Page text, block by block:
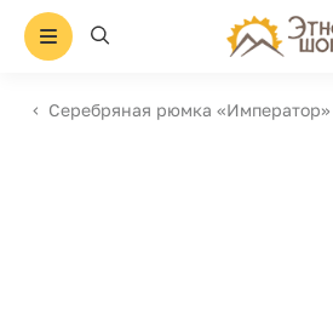
Серебряная рюмка «Император»